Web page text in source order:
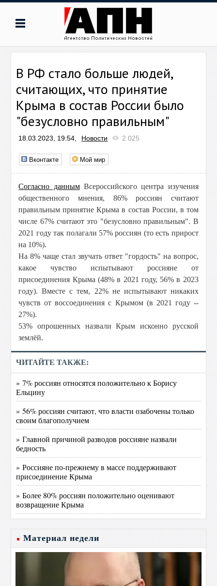
В РФ стало больше людей,
считающих, что принятие
Крыма в состав России было
"безусловно правильным"
18.03.2023, 19:54, Новости 2 025
Вконтакте Мой мир
Согласно даннымВсероссийского центра изучения
общественного мнения, 86% россиян считают
правильным принятие Крыма в состав России, в том
числе 67% считают это "безусловно правильным". В
2021 году так полагали 57% россиян (то есть прирост
на 10%).
На 8% чаще стал звучать ответ "гордость" на вопрос,
какое чувство испытывают россияне от
присоединения Крыма (48% в 2021 году, 56% в 2023
году). Вместе с тем, 22% не испытывают никаких
чувств от воссоединения с Крымом (в 2021 году --
27%).
53% опрошенных назвали Крым исконно русской
землёй.
ЧИТАЙТЕ ТАКЖЕ:
» 7% россиян относятся положительно к Борису
Ельцину
» 56% россиян считают, что власти озабочены только
своим благополучием
» Главной причиной разводов россияне назвали
бедность
» Россияне по-прежнему в массе поддерживают
присоединение Крыма
» Более 80% россиян положительно оценивают
возвращение Крыма
Материал недели